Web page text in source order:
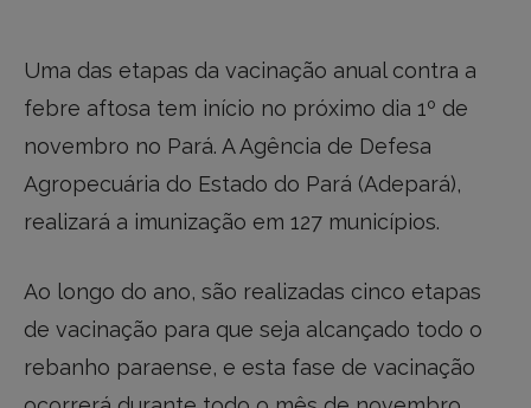
Uma das etapas da vacinação anual contra a
febre aftosa tem início no próximo dia 1º de
novembro no Pará. A Agência de Defesa
Agropecuária do Estado do Pará (Adepará),
realizará a imunização em 127 municípios.
Ao longo do ano, são realizadas cinco etapas
de vacinação para que seja alcançado todo o
rebanho paraense, e esta fase de vacinação